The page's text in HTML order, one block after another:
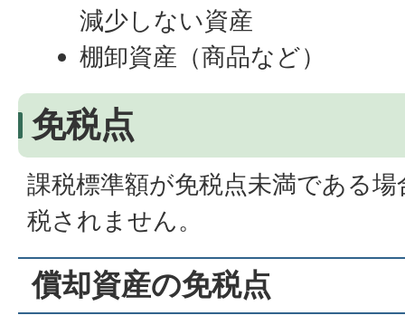
減少しない資産
棚卸資産（商品など）
免税点
課税標準額が免税点未満である
税されません。
償却資産の免税点